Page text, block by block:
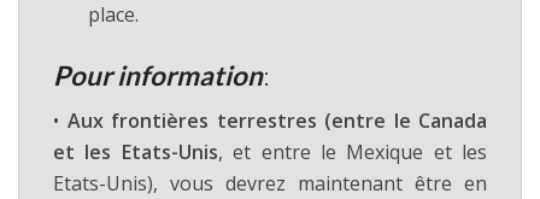
place.
Pour information:
• Aux frontières terrestres (entre le Canada
et les Etats-Unis, et entre le Mexique et les
Etats-Unis), vous devrez maintenant être en